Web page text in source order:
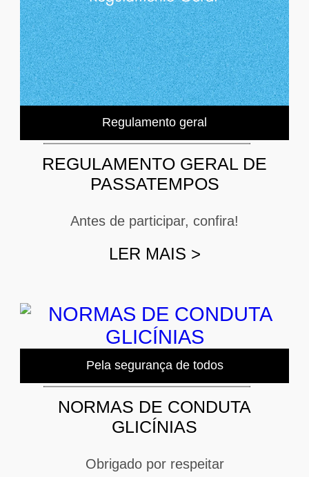
Regulamento geral
REGULAMENTO GERAL DE
PASSATEMPOS
Antes de participar, confira!
LER MAIS >
Pela segurança de todos
NORMAS DE CONDUTA
GLICÍNIAS
Obrigado por respeitar